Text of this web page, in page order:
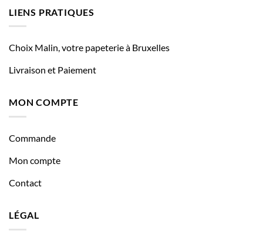
LIENS PRATIQUES
Choix Malin, votre papeterie à Bruxelles
Livraison et Paiement
MON COMPTE
Commande
Mon compte
Contact
LÉGAL